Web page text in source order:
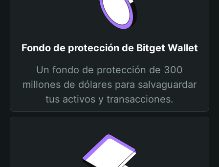
Fondo de protección de Bitget Wallet
Un fondo de protección de 300
millones de dólares para salvaguardar
tus activos y transacciones.